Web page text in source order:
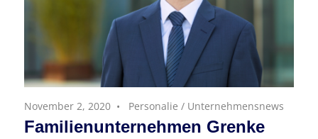
November 2, 2020 Personalie / Unternehmensnews
Familienunternehmen Grenke